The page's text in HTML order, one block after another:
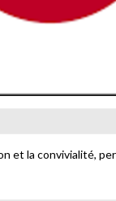
et la convivialité,